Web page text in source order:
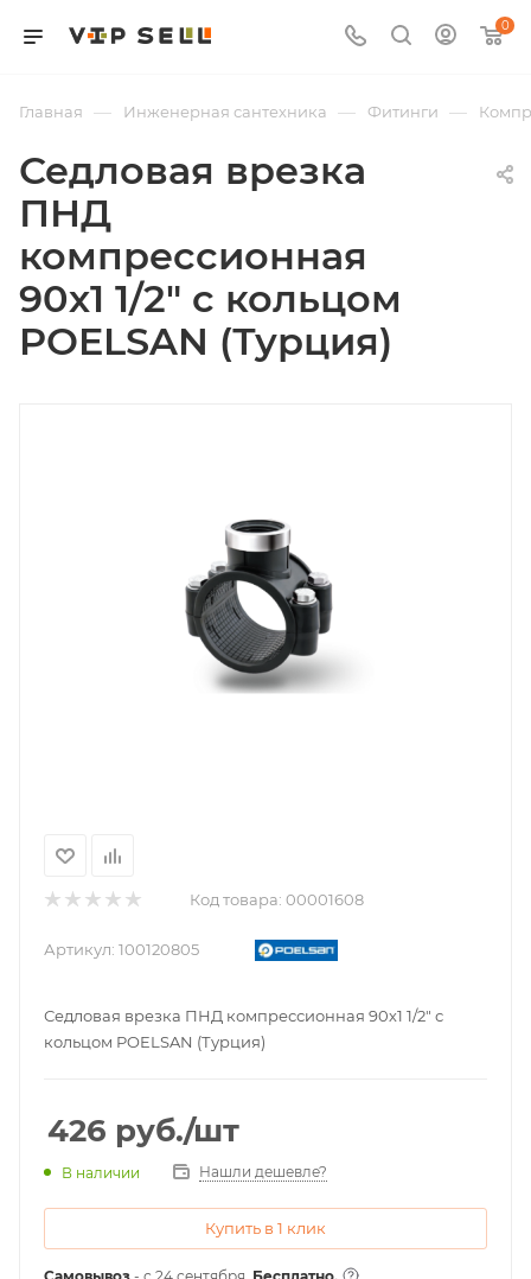
0
Главная — Инженерная сантехника — Фитинги —
Седловая врезка
ПНД
компрессионная
90х1 1/2" с кольцом
POELSAN (Турция)
Код товара: 00001608
Артикул: 100120805
Седловая врезка ПНД компрессионная 90х1 1/2" с
кольцом POELSAN (Турция)
426 руб./шт
В наличии Нашли дешевле?
Купить в 1 клик